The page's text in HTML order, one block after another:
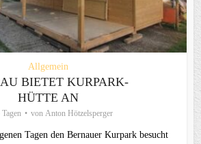
Allgemein
BIETET KURPARK-
HÜTTE AN
von Anton Hötzelsperger
Tagen den Bernauer Kurpark besucht